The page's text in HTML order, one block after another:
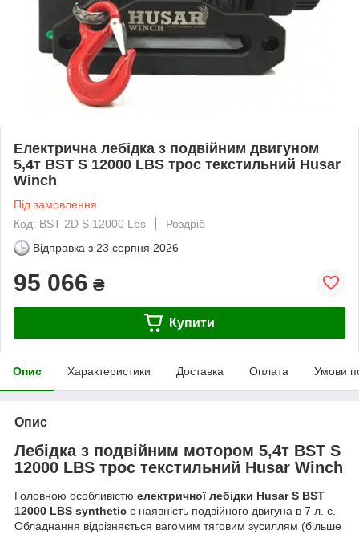
Електрична лебідка з подвійним двигуном
5,4т BST S 12000 LBS трос текстильний Husar
Winch
Під замовлення
Код: BST 2D S 12000 Lbs
Роздріб
Відправка з 23 серпня 2026
95 066 ₴
Купити
Опис Характеристики Доставка Оплата Умови
Опис
Лебідка з подвійним мотором 5,4т BST S
12000 LBS трос текстильний Husar Winch
Головною особливістю електричної лебідки Husar S BST
12000 LBS synthetic є наявність подвійного двигуна в 7 л. с.
Обладнання відрізняється вагомим тяговим зусиллям (більше